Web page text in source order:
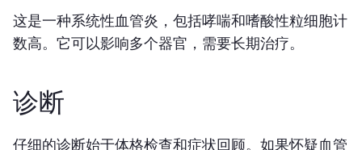
这是一种系统性血管炎，包括哮喘和嗜酸性粒细胞计
数高。它可以影响多个器官，需要长期治疗。
诊断
仔细的诊断始于体格检查和症状回顾。如果怀疑血管